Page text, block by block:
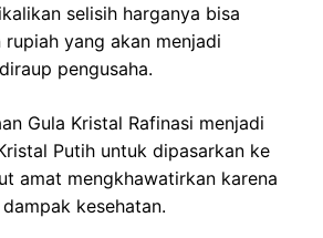
selisih harganya bisa
yang akan menjadi
pengusaha.
Gula Kristal Rafinasi menjadi
Putih untuk dipasarkan ke
amat mengkhawatirkan karena
kesehatan.